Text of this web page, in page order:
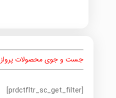
جست و جوی محصولات پرواز
[prdctfltr_sc_get_filter]